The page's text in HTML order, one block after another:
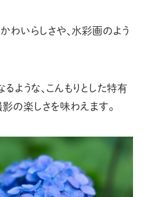
わいらしさや、水彩画のよう
ような、こんもりとした特有
の楽しさを味わえます。